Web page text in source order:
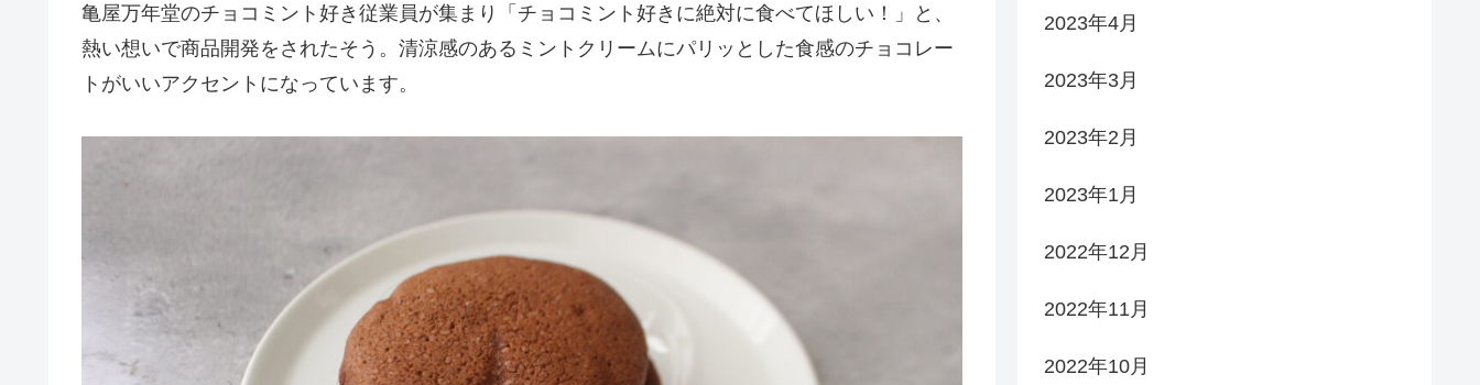
亀屋万年堂のチョコミント好き従業員が集まり「チョコミント好きに絶対に食べてほしい！」と、
熱い想いで商品開発をされたそう。清涼感のあるミントクリームにパリッとした食感のチョコレー
トがいいアクセントになっています。
2023年4月
2023年3月
2023年2月
2023年1月
2022年12月
2022年11月
2022年10月